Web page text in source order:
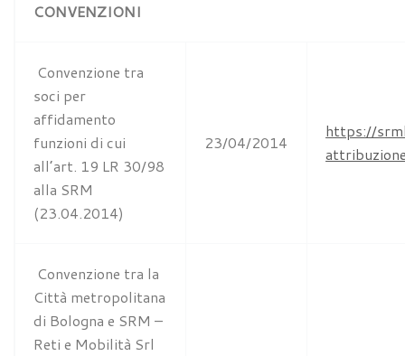
CONVENZIONI
Convenzione tra
soci per
affidamento
funzioni di cui
all’art. 19 LR 30/98
alla SRM
(23.04.2014)
23/04/2014
https://
Convenzione tra la
Città metropolitana
di Bologna e SRM –
Reti e Mobilità Srl